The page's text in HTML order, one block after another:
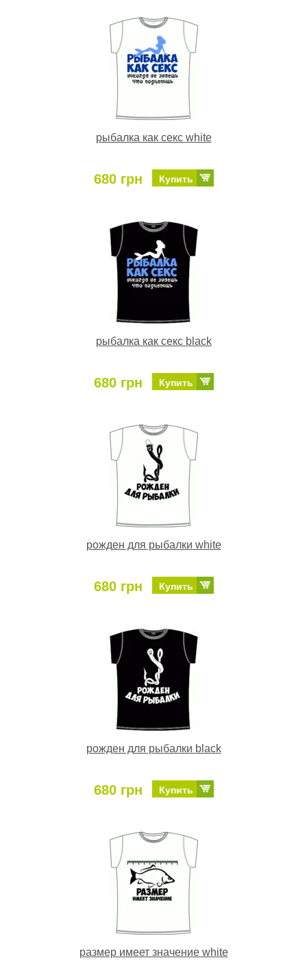
рыбалка как секс white
680 грн Купить
рыбалка как секс black
680 грн Купить
рожден для рыбалки white
680 грн Купить
рожден для рыбалки black
680 грн Купить
размер имеет значение white